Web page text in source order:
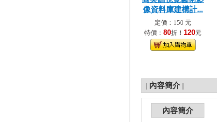
像資料庫建構計...
定價：150 元
特價： 80折！ 120元
| 內容簡介 |
內容簡介